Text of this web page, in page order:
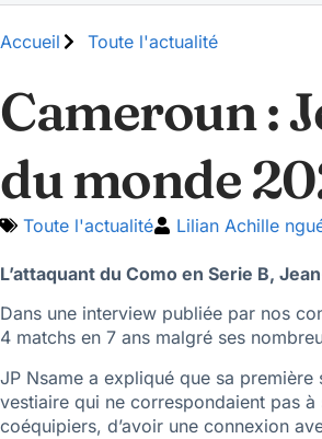
Accueil Toute l'actualité
Cameroun :
du monde
Toute l'actualité Lilian Achille
L’attaquant du Como en Serie B,
Dans une interview publiée par nos
4 matchs en 7 ans malgré ses
JP Nsame a expliqué que sa
vestiaire qui ne correspondaient pas
coéquipiers, d’avoir une connexion